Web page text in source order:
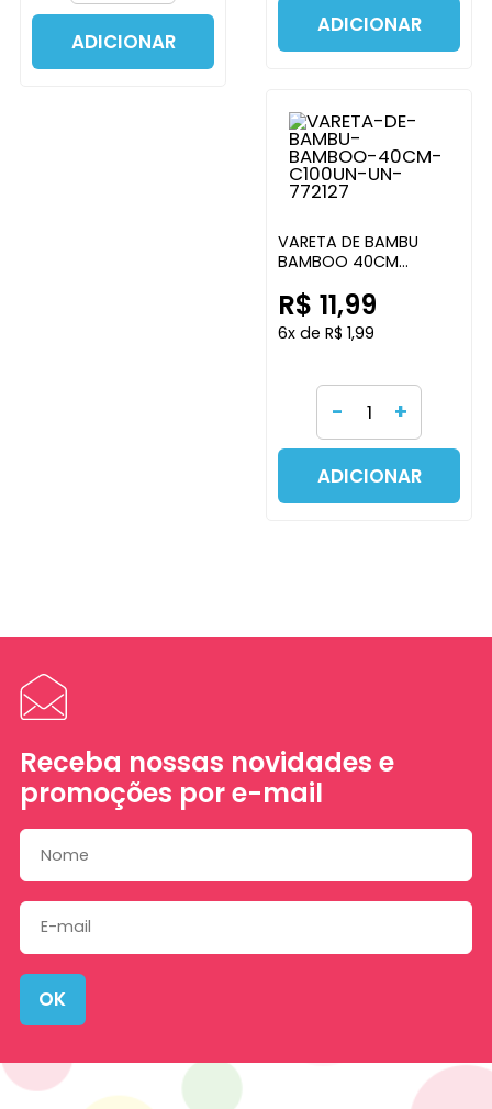
ADICIONAR
ADICIONAR
VARETA DE BAMBU
BAMBOO 40CM
R$ 11,99
6x de R$ 1,99
- +
ADICIONAR
Receba nossas novidades e
promoções por e-mail
OK